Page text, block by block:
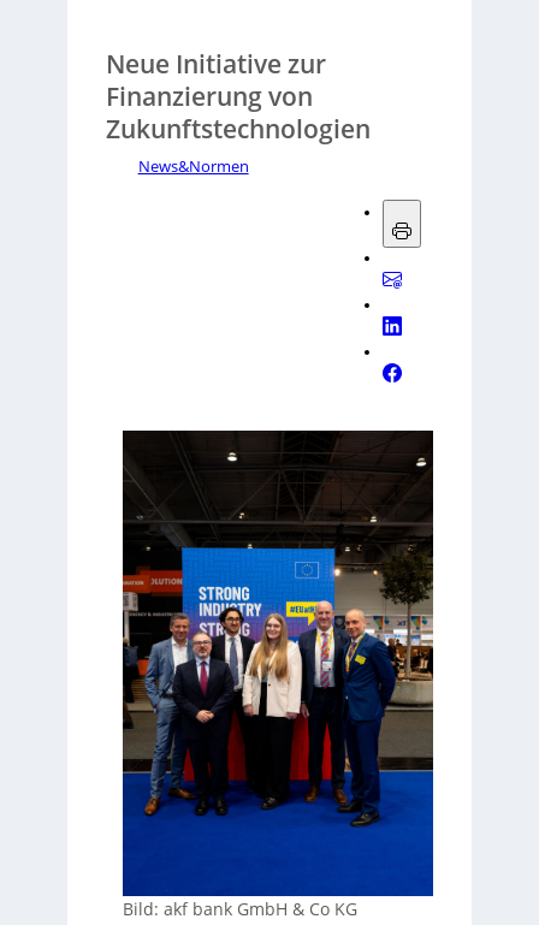
Neue Initiative zur
Finanzierung von
Zukunftstechnologien
News&Normen
Bild: akf bank GmbH & Co KG